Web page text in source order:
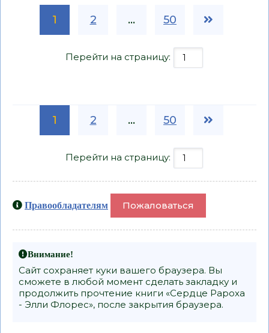
1 2 ... 50
Перейти на страницу:
1 2 ... 50
Перейти на страницу:
Правообладателям Пожаловаться
Внимание!
Сайт сохраняет куки вашего браузера. Вы
сможете в любой момент сделать закладку и
продолжить прочтение книги «Сердце Рароха
- Элли Флорес», после закрытия браузера.